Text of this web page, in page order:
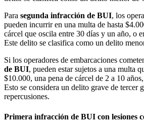
Para segunda infracción de BUI, los
pueden incurrir en una multa de hasta
cárcel que oscila entre 30 días y un año, o
Este delito se clasifica como un delito
Si los operadores de embarcaciones
de BUI, pueden estar sujetos a una multa
$10.000, una pena de cárcel de 2 a 10
Esto se considera un delito grave de tercer
repercusiones.
Primera infracción de BUI con lesiones